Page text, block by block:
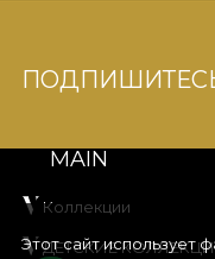
Этот сайт использует
MAIN
Коллекции
ДЕТСКИЕ